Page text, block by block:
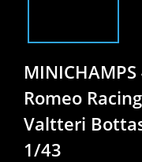
Romeo
Valtteri
1/43